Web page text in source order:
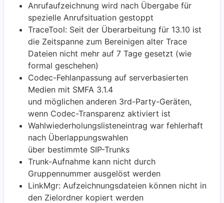
Anrufaufzeichnung wird nach Übergabe für
spezielle Anrufsituation gestoppt
TraceTool: Seit der Überarbeitung für 13.10 ist
die Zeitspanne zum Bereinigen alter Trace
Dateien nicht mehr auf 7 Tage gesetzt (wie
formal geschehen)
Codec-Fehlanpassung auf serverbasierten
Medien mit SMFA 3.1.4
und möglichen anderen 3rd-Party-Geräten,
wenn Codec-Transparenz aktiviert ist
Wahlwiederholungslisteneintrag war fehlerhaft
nach Überlappungswahlen
über bestimmte SIP-Trunks
Trunk-Aufnahme kann nicht durch
Gruppennummer ausgelöst werden
LinkMgr: Aufzeichnungsdateien können nicht in
den Zielordner kopiert werden